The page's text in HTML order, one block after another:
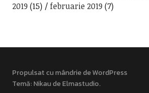
2019 (15) februarie 2019 (7)
Propulsat cu mândrie de WordPress
Temă: Nikau deElmastudio.